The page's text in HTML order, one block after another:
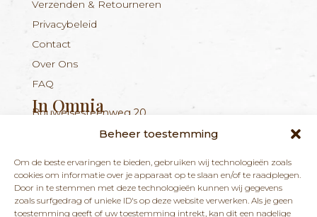
Beheer toestemming
Om de beste ervaringen te bieden, gebruiken wij technologieën zoals
cookies om informatie over je apparaat op te slaan en/of te raadplegen.
Door in te stemmen met deze technologieën kunnen wij gegevens
zoals surfgedrag of unieke ID's op deze website verwerken. Als je geen
toestemming geeft of uw toestemming intrekt, kan dit een nadelige
Verzenden & Retourneren
Privacybeleid
Contact
Over Ons
FAQ
In Omnia
Bouwelsesteenweg 20
BE 1029.893.045
info@inomnia.be
+324 56 96 16 94
Nieuwsbrief
nieuws over onze winkel en praktijk.